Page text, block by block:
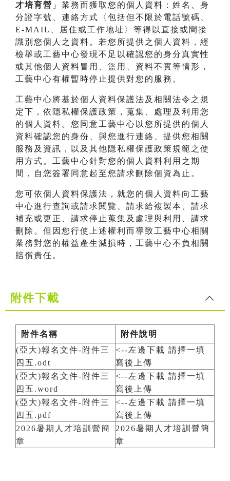
才培育營 」業務而獲取您的個人資料：姓名、身
分證字號、連絡方式〈包括但不限於電話號碼、
E-MAIL、居住或工作地址〉等得以直接或間接
識別您個人之資料。若您所提供之個人資料，經
檢舉或工藝中心發現不足以確認您的身分真實性
或其他個人資料冒用、盜用、資料不實等情形，
工藝中心有權暫時停止提供對您的服務。
工藝中心將基於個人資料保護法及相關法令之規
定下，依隱私權保護政策，蒐集、處理及利用您
的個人資料。您同意工藝中心以您所提供的個人
資料確認您的身份、與您進行連絡、提供您相關
服務及資訊，以及其他隱私權保護政策規範之使
用方式。工藝中心針對您的個人資料利用之期
間，自您簽署同意起至您請求刪除個資為止。
您可依個人資料保護法，就您的個人資料向工藝
中心進行查詢或請求閱覽、請求給複製本、請求
補充或更正、請求停止蒐集及處理與利用、請求
刪除。但因您行使上述權利而導致工藝中心相關
業務對您的權益產生減損時，工藝中心不負相關
賠償責任。
附件下載
附件名稱
附件說明
(亞大)報名文件-附件三
四五.odt
<--左邊下載 請擇一填
寫後上傳
(亞大)報名文件-附件三
四五.word
<--左邊下載 請擇一填
寫後上傳
(亞大)報名文件-附件三
四五.pdf
<--左邊下載 請擇一填
寫後上傳
2026暑期人才培訓營簡
章
2026暑期人才培訓營簡
章